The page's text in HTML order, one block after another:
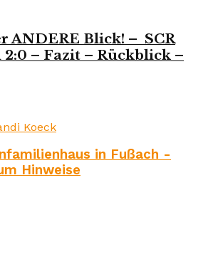
ANDERE Blick! – SCR
2:0 – Fazit – Rückblick –
in Fußach -
Hinweise